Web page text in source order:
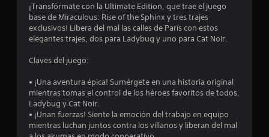
6
e
s
t
¡Transfórmate con la Ultimate Edition, que trae el juego
base de Miraculous: Rise of the Sphinx y tres trajes
exclusivos! Libera del mal las calles de París con estos
elegantes trajes, dos para Ladybug y uno para Cat Noir.
Claves del juego:
• ¡Una aventura épica! Sumérgete en una historia original
mientras tomas el control de los héroes favoritos de todos,
Ladybug y Cat Noir.
• ¡Unan fuerzas! Siente la emoción del trabajo en equipo
mientras luchan juntos contra los villanos y liberan del mal